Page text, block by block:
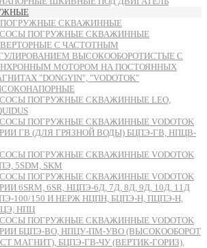
СКВАЖИННЫЕ
ПОГРУЖНЫЕ СКВАЖИННЫЕ
С ЧАСТОТНЫМ
ВЫСОКООБОРОТИСТЫЕ С
МОТОРОМ НА ПОСТОЯННЫХ
"DONGYIN", "VODOTOK"
ПОГРУЖНЫЕ СКВАЖИННЫЕ LEO,
ПОГРУЖНЫЕ СКВАЖИННЫЕ VODOTOK
ГВ (ДЛЯ ГРЯЗНОЙ ВОДЫ) БЦПЭ-ГВ, НПЦВ-
ПОГРУЖНЫЕ СКВАЖИННЫЕ VODOTOK
5SDM, SKM
ПОГРУЖНЫЕ СКВАЖИННЫЕ VODOTOK
6SRM, 6SR, НЦПЭ-6Д, 7Д, 8Д, 9Д, 10Д, 11Д
100/150 И НЕРЖ НЦПН, БЦПЭ-Н, ПЦПЭ-Н,
НПЦ
ПОГРУЖНЫЕ СКВАЖИННЫЕ VODOTOK
БЦПЭ-ВО, НПЦУ-ПМ-УВО (ВЫСОКООБОРОТ
МАГНИТ), БЦПЭ-ГВ-ЧУ (ВЕРТИК-ГОРИЗ),